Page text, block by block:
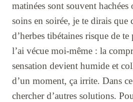
matinées sont souvent
soins en soirée, je te dirais que
d’herbes tibétaines risque de
l’ai vécue moi-même : la
sensation devient humide et
d’un moment, ça irrite. Dans
chercher d’autres solutions.